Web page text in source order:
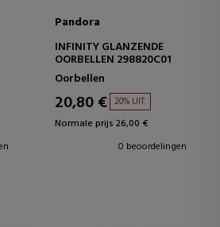
Pandora
INFINITY GLANZENDE
OORBELLEN 298820C01
Oorbellen
20,80 € 20% UIT.
Normale prijs 26,00 €
0 beoordelingen